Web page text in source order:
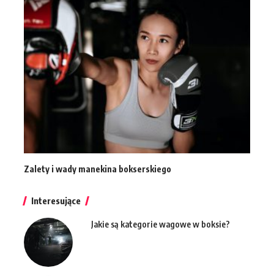
Zalety i wady manekina bokserskiego
Interesujące
Jakie są kategorie wagowe w boksie?